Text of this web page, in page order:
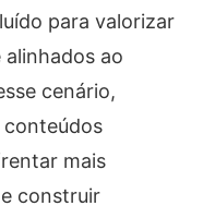
para valorizar
ao
cenário,
conteúdos
mais
construir